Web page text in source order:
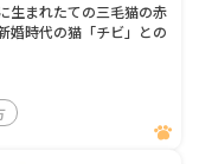
生まれたての三毛猫の赤
時代の猫「チビ」との